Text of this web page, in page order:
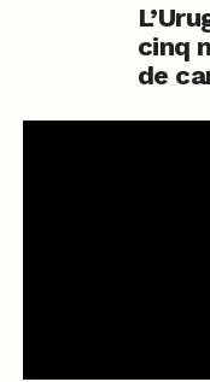
cinq
de